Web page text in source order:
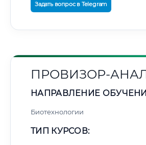
Задать вопрос в Telegram
ПРОВИЗОР-
НАПРАВЛЕНИЕ
Биотехнологии
ТИП КУРСОВ: